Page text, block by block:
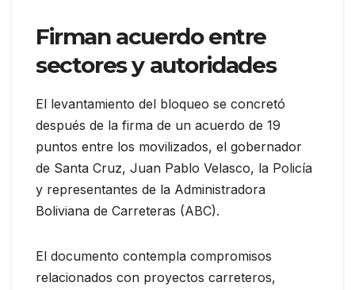
Firman acuerdo entre
sectores y autoridades
El levantamiento del bloqueo se concretó
después de la firma de un acuerdo de 19
puntos entre los movilizados, el gobernador
de Santa Cruz, Juan Pablo Velasco, la Policía
y representantes de la Administradora
Boliviana de Carreteras (ABC).
El documento contempla compromisos
relacionados con proyectos carreteros,